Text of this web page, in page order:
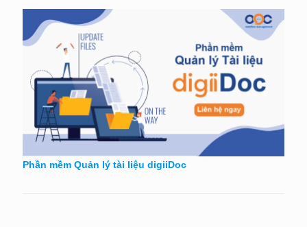
Phần mềm Quản lý tài liệu digiiDoc